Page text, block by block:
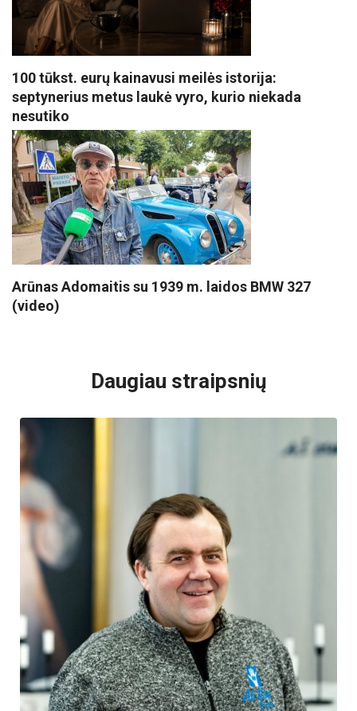
100 tūkst. eurų kainavusi meilės istorija:
septynerius metus laukė vyro, kurio niekada
nesutiko
Arūnas Adomaitis su 1939 m. laidos BMW 327
(video)
Daugiau straipsnių